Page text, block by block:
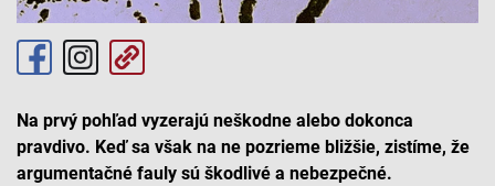
Na prvý pohľad vyzerajú neškodne alebo dokonca
pravdivo. Keď sa však na ne pozrieme bližšie, zistíme, že
argumentačné fauly sú škodlivé a nebezpečné.